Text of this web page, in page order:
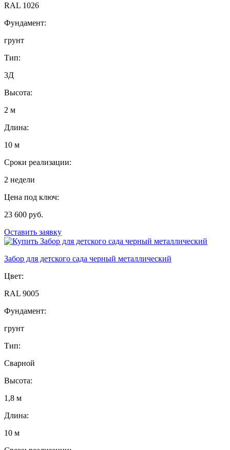
RAL 1026
Фундамент:
грунт
Тип:
3Д
Высота:
2 м
Длина:
10 м
Сроки реализации:
2 недели
Цена под ключ:
23 600 руб.
Оставить заявку
Забор для детского сада черный металлический
Цвет:
RAL 9005
Фундамент:
грунт
Тип:
Сварной
Высота:
1,8 м
Длина:
10 м